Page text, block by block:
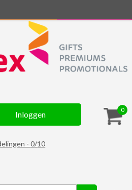
0
Inloggen
-0/10